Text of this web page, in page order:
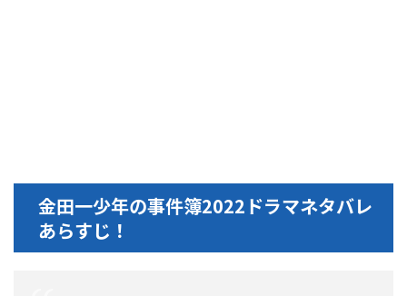
金田一少年の事件簿2022ドラマネタバレ
あらすじ！